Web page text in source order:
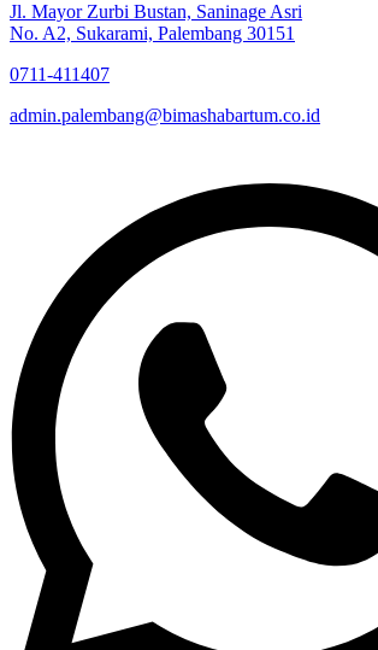
Jl. Mayor Zurbi Bustan, Saninage Asri
No. A2, Sukarami, Palembang 30151
0711-411407
admin.palembang@bimashabartum.co.id